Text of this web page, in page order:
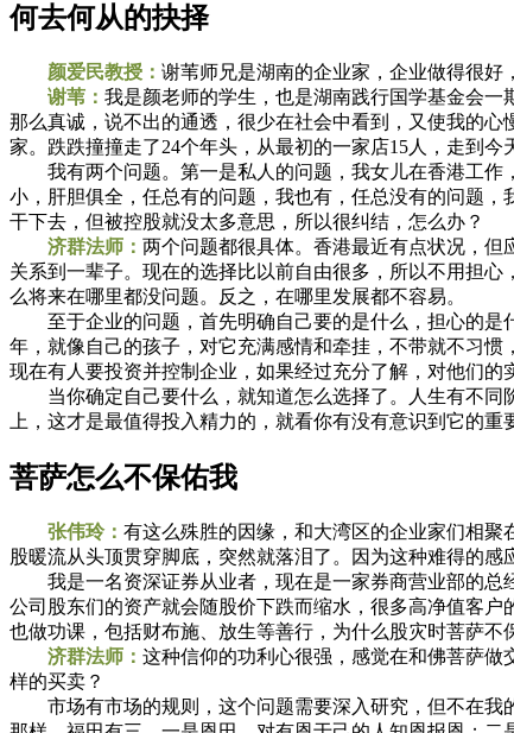
何去何从的抉择
颜爱民教授： 谢苇师兄是湖南的企业家，企业做得很好
谢苇： 我是颜老师的学生，也是湖南践行国学基金会
那么真诚，说不出的通透，很少在社会中看到，又使我的
家。跌跌撞撞走了24个年头，从最初的一家店15人，走到今
我有两个问题。第一是私人的问题，我女儿在香港工作
小，肝胆俱全，任总有的问题，我也有，任总没有的问题
干下去，但被控股就没太多意思，所以很纠结，怎么办？
济群法师： 两个问题都很具体。香港最近有点状况，
关系到一辈子。现在的选择比以前自由很多，所以不用担
么将来在哪里都没问题。反之，在哪里发展都不容易。
至于企业的问题，首先明确自己要的是什么，担心的是
年，就像自己的孩子，对它充满感情和牵挂，不带就不习
现在有人要投资并控制企业，如果经过充分了解，对他们
当你确定自己要什么，就知道怎么选择了。人生有不同
上，这才是最值得投入精力的，就看你有没有意识到它的重
菩萨怎么不保佑我
张伟玲： 有这么殊胜的因缘，和大湾区的企业家们相
股暖流从头顶贯穿脚底，突然就落泪了。因为这种难得的感
我是一名资深证券从业者，现在是一家券商营业部的总
公司股东们的资产就会随股价下跌而缩水，很多高净值客
也做功课，包括财布施、放生等善行，为什么股灾时菩萨
济群法师： 这种信仰的功利心很强，感觉在和佛菩萨
样的买卖？
市场有市场的规则，这个问题需要深入研究，但不在我